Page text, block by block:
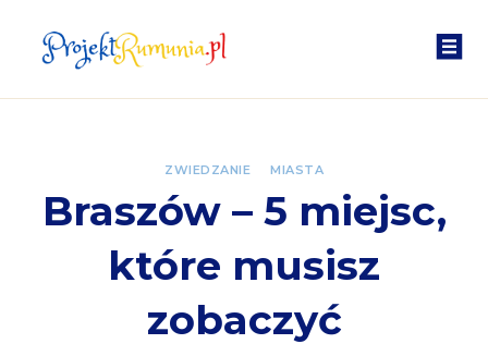
ZWIEDZANIE MIASTA
Braszów – 5 miejsc,
które musisz
zobaczyć